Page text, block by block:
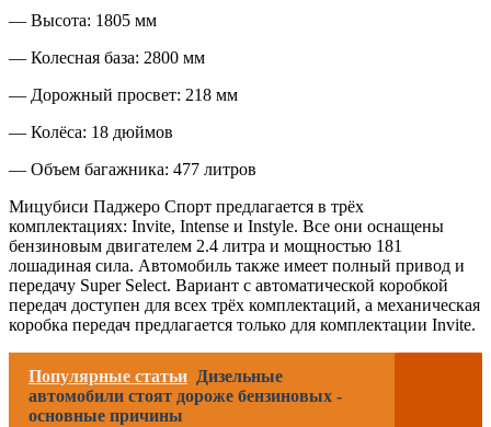
— Высота: 1805 мм
— Колесная база: 2800 мм
— Дорожный просвет: 218 мм
— Колёса: 18 дюймов
— Объем багажника: 477 литров
Мицубиси Паджеро Спорт предлагается в трёх
комплектациях: Invite, Intense и Instyle. Все они оснащены
бензиновым двигателем 2.4 литра и мощностью 181
лошадиная сила. Автомобиль также имеет полный привод и
передачу Super Select. Вариант с автоматической коробкой
передач доступен для всех трёх комплектаций, а механическая
коробка передач предлагается только для комплектации Invite.
Популярные статьи Дизельные
автомобили стоят дороже бензиновых -
основные причины